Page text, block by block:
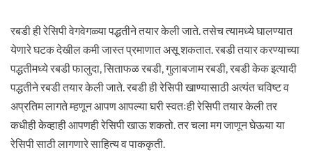
रबडी ही रेसिपी वेगवेगळ्या पद्धतीने तयार केली जाते. तसेच त्यामध्ये घालण्यात
येणारे घटक देखील कमी जास्त प्रमाणात असू शकतात. रबडी तयार करण्याच्या
पद्धतीमध्ये रबडी फालुदा, सिताफळ रबडी, गुलाबजाम रबडी, रबडी केक इत्यादी
पद्धतीने रबडी तयार केली जाते. रबडी ही रेसिपी खाण्यासाठी अत्यंत चविष्ट व
अप्रतिम लागते म्हणून आपण आपल्या घरी स्वतःही रेसिपी तयार केली तर
कधीही केव्हाही आपणही रेसिपी खाऊ शकतो. तर चला मग जाणून घेऊया या
रेसिपी साठी लागणारे साहित्य व पाककृती.